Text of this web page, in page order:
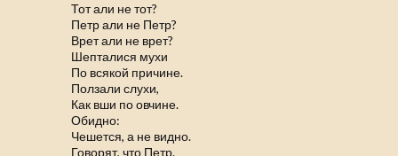
Тот али не тот?
Петр али не Петр?
Врет али не врет?
Шепталися мухи
По всякой причине.
Ползали слухи,
Как вши по овчине.
Обидно:
Чешется, а не видно.
Говорят, что Петр.